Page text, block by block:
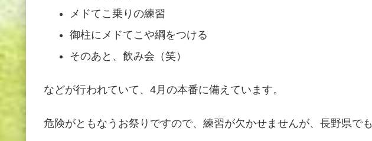
メドてこ乗りの練習
御柱にメドてこや綱をつける
そのあと、飲み会（笑）
などが行われていて、4月の本番に備えています。
危険がともなうお祭りですので、練習が欠かせませんが、長野県でも